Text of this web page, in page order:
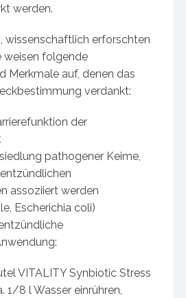
werden.
wissenschaftlich erforschten
weisen folgende
Merkmale auf, denen das
verdankt:
der
pathogener Keime,
assoziiert werden
Escherichia coli)
VITALITY Synbiotic Stress
1/8 l Wasser einrühren,